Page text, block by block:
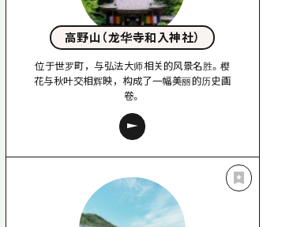
高野山（龙华寺和入神社）
位于世罗町，与弘法大师相关的风景名胜。樱
花与秋叶交相辉映，构成了一幅美丽的历史画
卷。